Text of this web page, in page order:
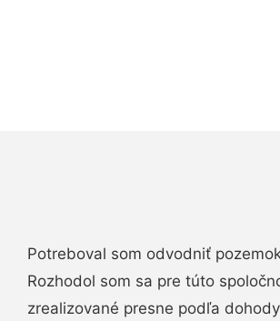
Potreboval som odvodniť
Rozhodol som sa pre túto
zrealizované presne podľa